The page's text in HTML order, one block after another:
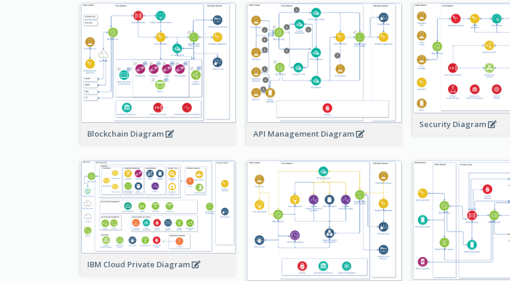
Blockchain Diagram API Management Diagram
Security Diagram
IBM Cloud Private Diagram